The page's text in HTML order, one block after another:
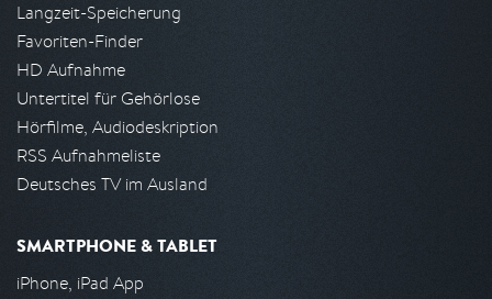
Langzeit-Speicherung
Favoriten-Finder
HD Aufnahme
Untertitel für Gehörlose
Hörfilme, Audiodeskription
RSS Aufnahmeliste
Deutsches TV im Ausland
SMARTPHONE & TABLET
iPhone, iPad App